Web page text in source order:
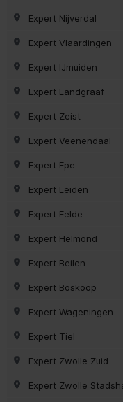
Expert Nijverdal
Expert Vlaardingen
Expert IJmuiden
Expert Landgraaf
Expert Zeist
Expert Veenendaal
Expert Epe
Expert Leiden
Expert Eelde
Expert Helmond
Expert Beilen
Expert Boskoop
Expert Wageningen
Expert Tiel
Expert Zwolle Zuid
Expert Zwolle